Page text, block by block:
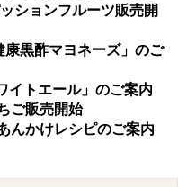
ションフルーツ販売開
黒酢マヨネーズ」のご
イトエール」のご案内
ご販売開始
んかけレシピのご案内